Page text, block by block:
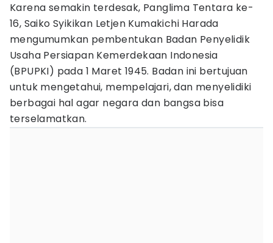
Karena semakin terdesak, Panglima Tentara ke-
16, Saiko Syikikan Letjen Kumakichi Harada
mengumumkan pembentukan Badan Penyelidik
Usaha Persiapan Kemerdekaan Indonesia
(BPUPKI) pada 1 Maret 1945. Badan ini bertujuan
untuk mengetahui, mempelajari, dan menyelidiki
berbagai hal agar negara dan bangsa bisa
terselamatkan.